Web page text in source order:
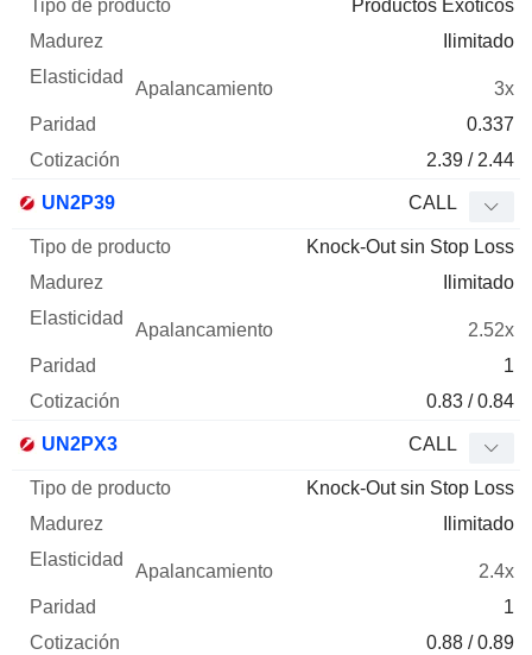
Productos Exóticos
Ilimitado
3x
0.337
2.39 / 2.44
UN2P39 CALL
Knock-Out sin Stop Loss
Ilimitado
2.52x
1
0.83 / 0.84
UN2PX3 CALL
Knock-Out sin Stop Loss
Ilimitado
2.4x
1
0.88 / 0.89